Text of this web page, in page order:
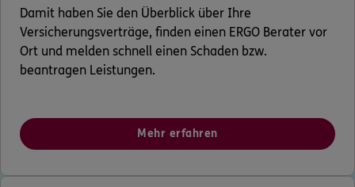
Damit haben Sie den Überblick über Ihre
Versicherungsverträge, finden einen ERGO Berater vor
Ort und melden schnell einen Schaden bzw.
beantragen Leistungen.
Mehr erfahren